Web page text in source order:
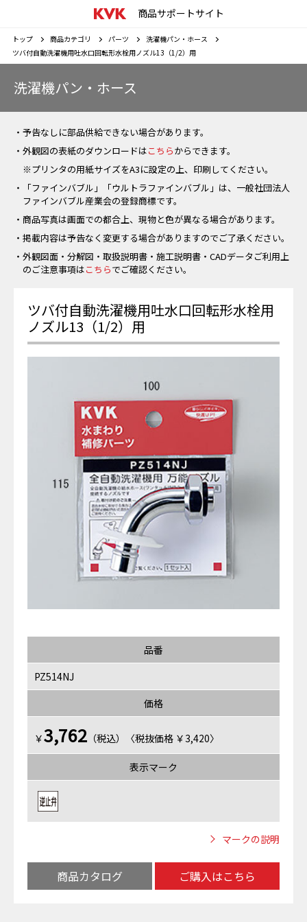
商品サポートサイト
トップ 商品カテゴリ パーツ
洗濯機パン・ホース
ツバ付自動洗濯機用吐水口回転形水栓用ノズル13（1/2）用
洗濯機パン・ホース
・予告なしに部品供給できない場合があります。
・外観図の表紙のダウンロードはこちらからできます。
※プリンタの用紙サイズをA3に設定の上、印刷してください。
・「ファインバブル」「ウルトラファインバブル」は、一般社団法人
ファインバブル産業会の登録商標です。
・商品写真は画面での都合上、現物と色が異なる場合があります。
・掲載内容は予告なく変更する場合がありますのでご了承ください。
・外観図面・分解図・取扱説明書・施工説明書・CADデータご利用上
のご注意事項はこちらでご確認ください。
ツバ付自動洗濯機用吐水口回転形水栓用
ノズル13（1/2）用
品番
PZ514NJ
価格
￥3,762 （税込）〈税抜価格 ￥3,420〉
表示マーク
マークの説明
商品カタログ ご購入はこちら